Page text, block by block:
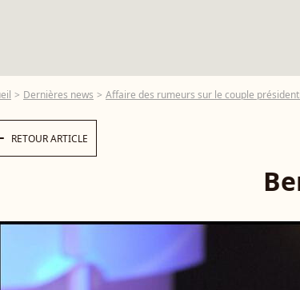
Dernières news Affaire des rumeurs sur le couple
RETOUR ARTICLE